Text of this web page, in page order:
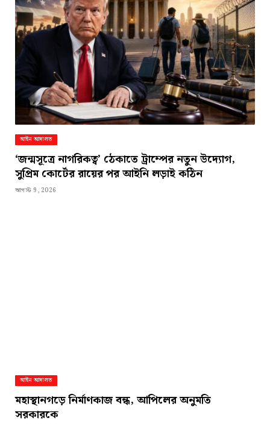
আইন আদালত
‘জন্মসূত্রে নাগরিকত্ব’ ঠেকাতে ট্রাম্পের নতুন উদ্যোগ,
সুপ্রিম কোর্টের রায়ের পর আইনি লড়াই কঠিন
আগস্ট 9, 2026
আইন আদালত
মহাস্থানগড়ে নির্মাণকাজ বন্ধ, আপিলের অনুমতি
সরকারকে